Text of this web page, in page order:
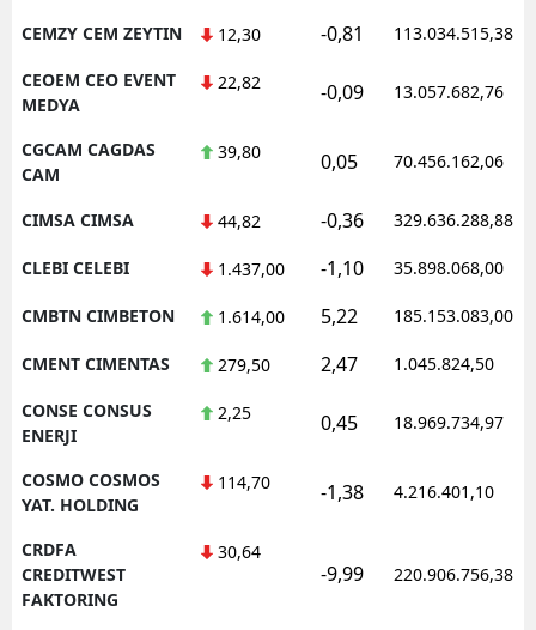
CEMZY CEM ZEYTIN 12,30 -0,81 113.034.515,38
CEOEM CEO EVENT
MEDYA
22,82 -0,09 13.057.682,76
CGCAM CAGDAS
CAM
39,80 0,05 70.456.162,06
CIMSA CIMSA 44,82 -0,36 329.636.288,88
CLEBI CELEBI 1.437,00 -1,10 35.898.068,00
CMBTN CIMBETON 1.614,00 5,22 185.153.083,00
CMENT CIMENTAS 279,50 2,47 1.045.824,50
CONSE CONSUS
ENERJI
2,25 0,45 18.969.734,97
COSMO COSMOS
YAT. HOLDING
114,70 -1,38 4.216.401,10
CRDFA
CREDITWEST
FAKTORING
30,64
-9,99 220.906.756,38